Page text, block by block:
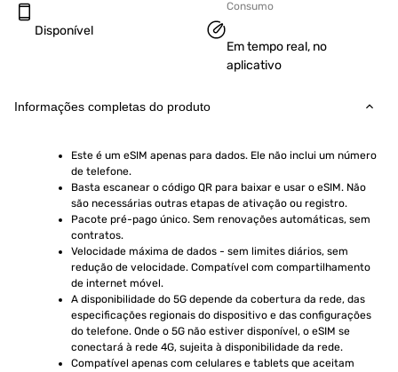
Disponível
Consumo
Em tempo real, no
aplicativo
Informações completas do produto
Este é um eSIM apenas para dados. Ele não inclui um número
de telefone.
Basta escanear o código QR para baixar e usar o eSIM. Não
são necessárias outras etapas de ativação ou registro.
Pacote pré-pago único. Sem renovações automáticas, sem
contratos.
Velocidade máxima de dados - sem limites diários, sem
redução de velocidade. Compatível com compartilhamento
de internet móvel.
A disponibilidade do 5G depende da cobertura da rede, das
especificações regionais do dispositivo e das configurações
do telefone. Onde o 5G não estiver disponível, o eSIM se
conectará à rede 4G, sujeita à disponibilidade da rede.
Compatível apenas com celulares e tablets que aceitam